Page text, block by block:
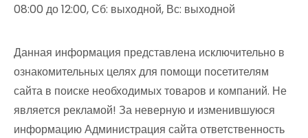
08:00 до 12:00, Сб: выходной, Вс: выходной
Данная информация представлена исключительно в
ознакомительных целях для помощи посетителям
сайта в поиске необходимых товаров и компаний. Не
является рекламой! За неверную и изменившуюся
информацию Администрация сайта ответственность